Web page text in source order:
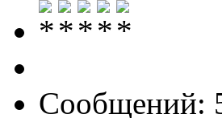
Сообщений: